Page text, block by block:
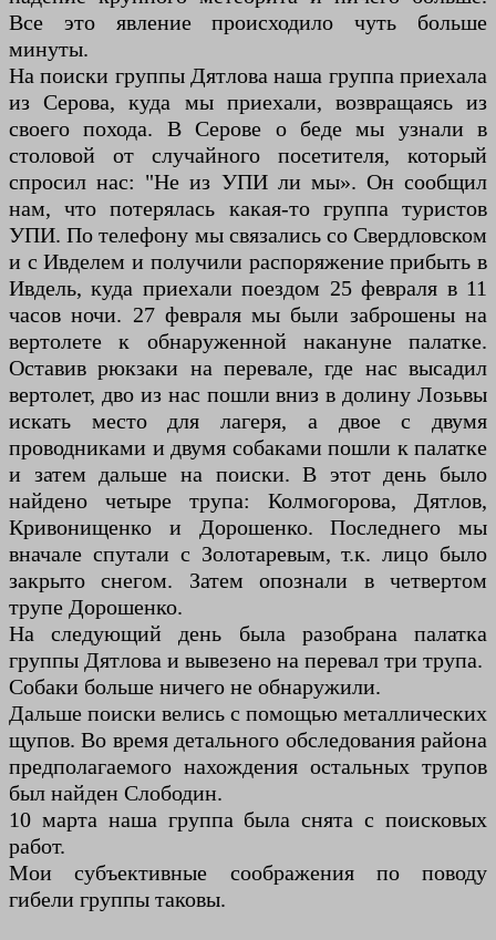
Все это явление происходило чуть больше
минуты.
На поиски группы Дятлова наша группа приехала
из Серова, куда мы приехали, возвращаясь из
своего похода. В Серове о беде мы узнали в
столовой от случайного посетителя, который
спросил нас: "Не из УПИ ли мы». Он сообщил
нам, что потерялась какая-то группа туристов
УПИ. По телефону мы связались со Свердловском
и с Ивделем и получили распоряжение прибыть в
Ивдель, куда приехали поездом 25 февраля в 11
часов ночи. 27 февраля мы были заброшены на
вертолете к обнаруженной накануне палатке.
Оставив рюкзаки на перевале, где нас высадил
вертолет, дво из нас пошли вниз в долину Лозьвы
искать место для лагеря, а двое с двумя
проводниками и двумя собаками пошли к палатке
и затем дальше на поиски. В этот день было
найдено четыре трупа: Колмогорова, Дятлов,
Кривонищенко и Дорошенко. Последнего мы
вначале спутали с Золотаревым, т.к. лицо было
закрыто снегом. Затем опознали в четвертом
трупе Дорошенко.
На следующий день была разобрана палатка
группы Дятлова и вывезено на перевал три трупа.
Собаки больше ничего не обнаружили.
Дальше поиски велись с помощью металлических
щупов. Во время детального обследования района
предполагаемого нахождения остальных трупов
был найден Слободин.
10 марта наша группа была снята с поисковых
работ.
Мои субъективные соображения по поводу
гибели группы таковы.